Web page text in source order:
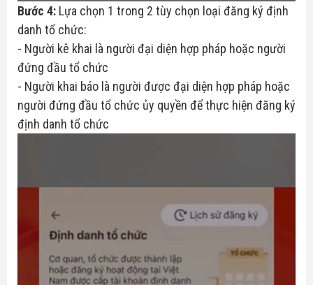
Bước 4: Lựa chọn 1 trong 2 tùy chọn loại đăng ký định
danh tổ chức:
- Người kê khai là người đại diện hợp pháp hoặc người
đứng đầu tổ chức
- Người khai báo là người được đại diện hợp pháp hoặc
người đứng đầu tổ chức ủy quyền để thực hiện đăng ký
định danh tổ chức